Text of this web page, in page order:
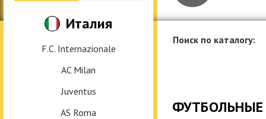
Поиск по каталогу:
Италия
F.C. Internazionale
AC Milan
Juventus
AS Roma